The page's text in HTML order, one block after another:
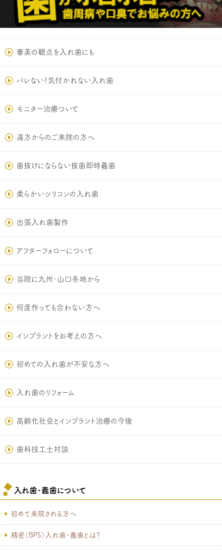
審美の観点を入れ歯にも
バレない！気付かれない入れ歯
モニター治療ついて
遠方からのご来院の方へ
歯抜けにならない抜歯即時義歯
柔らかいシリコンの入れ歯
出張入れ歯製作
アフターフォローについて
当院に九州･山口各地から
何度作っても合わない方へ
インプラントをお考えの方へ
初めての入れ歯が不安な方へ
入れ歯のリフォーム
高齢化社会とインプラント治療の今後
歯科技工士対談
入れ歯･義歯について
初めて来院される方へ
精密（BPS）入れ歯・義歯とは？